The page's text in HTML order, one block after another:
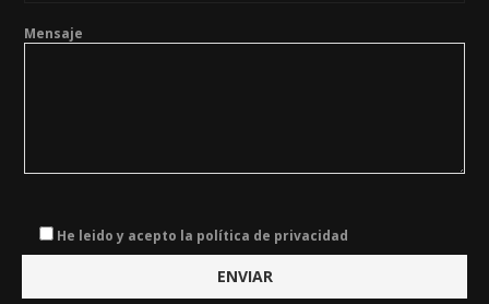
Mensaje
He leido y acepto la política de privacidad